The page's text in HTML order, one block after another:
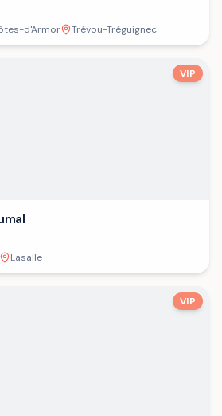
d'Armor Trévou-Tréguignec
VIP
Lasalle
VIP